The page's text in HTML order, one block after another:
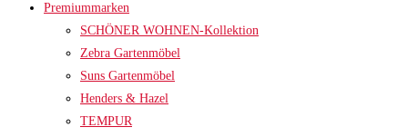
Premiummarken
SCHÖNER WOHNEN-Kollektion
Zebra Gartenmöbel
Suns Gartenmöbel
Henders & Hazel
TEMPUR